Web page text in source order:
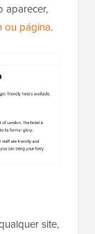
aparecer,
ou página.
site,